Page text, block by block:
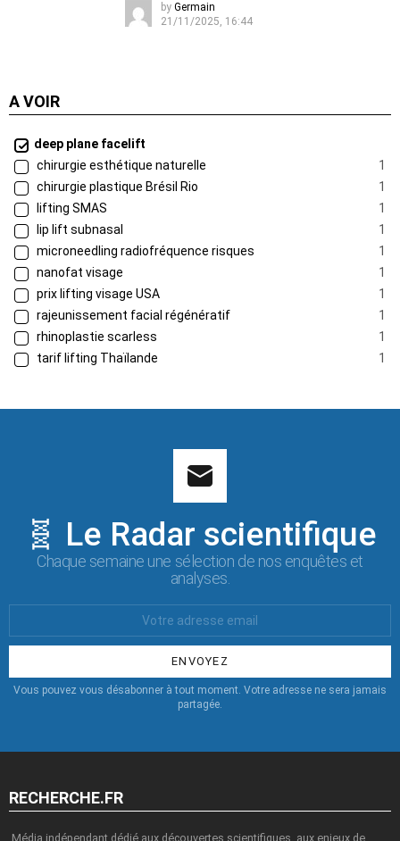
by Germain
21/11/2025, 16:44
A VOIR
deep plane facelift
chirurgie esthétique naturelle
1
chirurgie plastique Brésil Rio
1
lifting SMAS
1
lip lift subnasal
1
microneedling radiofréquence risques
1
nanofat visage
1
prix lifting visage USA
1
rajeunissement facial régénératif
1
rhinoplastie scarless
1
tarif lifting Thaïlande
1
🧬 Le Radar scientifique
Chaque semaine une sélection de nos enquêtes et
analyses.
:
Vous pouvez vous désabonner à tout moment. Votre adresse ne sera jamais
partagée.
RECHERCHE.FR
Média indépendant dédié aux découvertes scientifiques, aux enjeux de